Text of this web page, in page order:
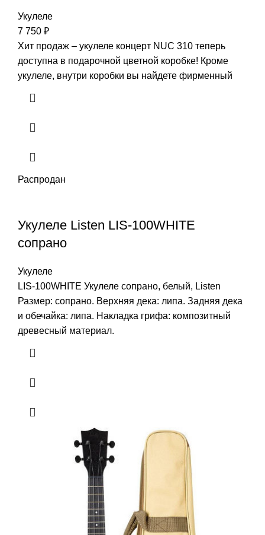
Укулеле
7 750 ₽
Хит продаж – укулеле концерт NUC 310 теперь
доступна в подарочной цветной коробке! Кроме
укулеле, внутри коробки вы найдете фирменный
Распродан
Укулеле Listen LIS-100WHITE
сопрано
Укулеле
LIS-100WHITE Укулеле сопрано, белый, Listen
Размер: сопрано. Верхняя дека: липа. Задняя дека
и обечайка: липа. Накладка грифа: композитный
древесный материал.